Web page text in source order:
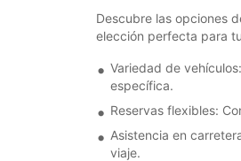
Descubre las opciones
elección perfecta para
Variedad de
específica.
Reservas flexibles:
Asistencia en
viaje.